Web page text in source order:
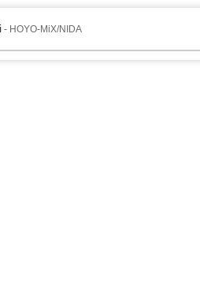
- HOYO-MiX/NIDA